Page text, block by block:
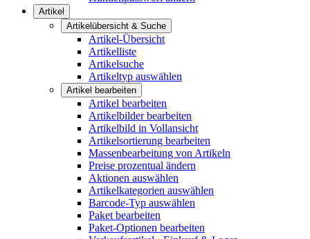
Artikel
Artikelübersicht & Suche
Artikel-Übersicht
Artikelliste
Artikelsuche
Artikeltyp auswählen
Artikel bearbeiten
Artikel bearbeiten
Artikelbilder bearbeiten
Artikelbild in Vollansicht
Artikelsortierung bearbeiten
Massenbearbeitung von Artikeln
Preise prozentual ändern
Aktionen auswählen
Artikelkategorien auswählen
Barcode-Typ auswählen
Paket bearbeiten
Paket-Optionen bearbeiten